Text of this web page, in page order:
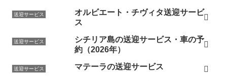
送迎サービス
オルビエート・チヴィタ送迎サービ
ス
送迎サービス
シチリア島の送迎サービス・車の予
約（2026年）
送迎サービス マテーラの送迎サービス